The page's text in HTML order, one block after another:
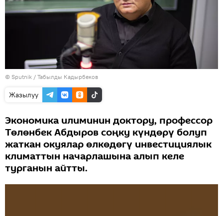
© Sputnik / Табылды Кадырбеков
Жазылуу
Экономика илиминин доктору, профессор
Төлөнбек Абдыров соңку күндөрү болуп
жаткан окуялар өлкөдөгү инвестициялык
климаттын начарлашына алып келе
турганын айтты.